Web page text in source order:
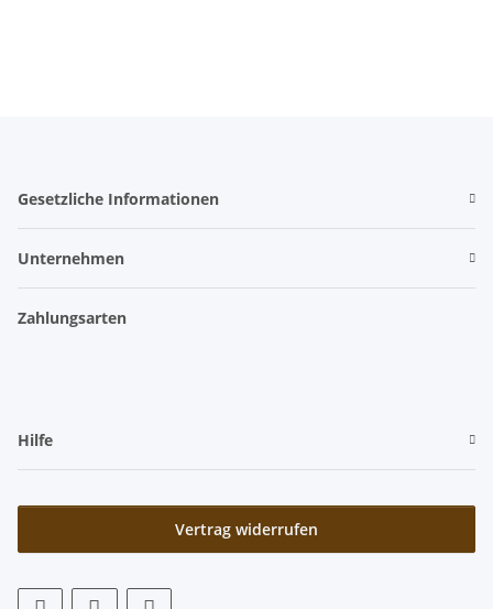
Gesetzliche Informationen
Unternehmen
Zahlungsarten
Hilfe
Vertrag widerrufen